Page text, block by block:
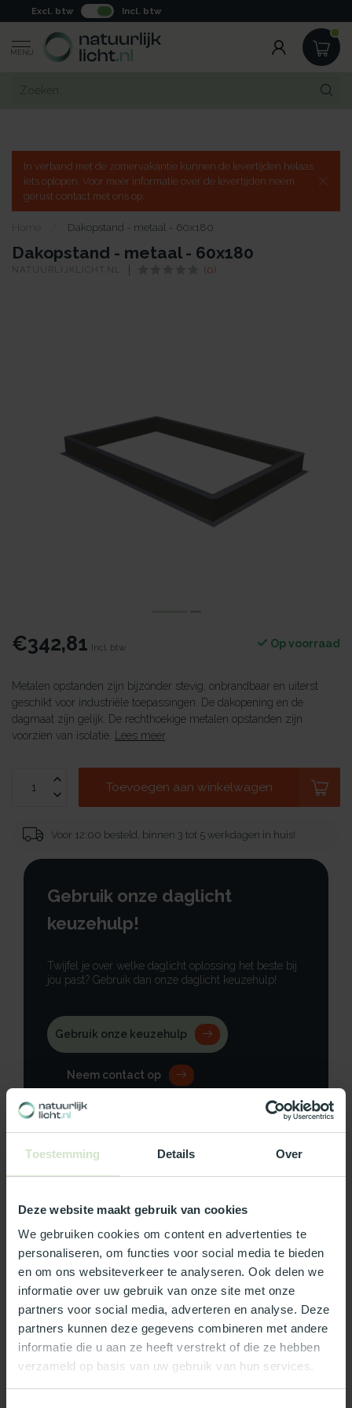
Toestemming Details Over
Deze website maakt gebruik van cookies
We gebruiken cookies om content en advertenties te
personaliseren, om functies voor social media te bieden
en om ons websiteverkeer te analyseren. Ook delen we
informatie over uw gebruik van onze site met onze
partners voor social media, adverteren en analyse. Deze
partners kunnen deze gegevens combineren met andere
informatie die u aan ze heeft verstrekt of die ze hebben
verzameld op basis van uw gebruik van hun services.
Excl. btw Incl. btw
MENU
In verband met de zomervakantie kunnen de levertijden helaas
iets oplopen. Voor meer informatie over de levertijden neem
gerust contact met ons op.
Home Dakopstand - metaal - 60x180
Dakopstand - metaal - 60x180
NATUURLIJKLICHT.NL (0)
€342,81 Incl. btw Op voorraad
Metalen opstanden zijn bijzonder stevig, onbrandbaar en uiterst
geschikt voor industriële toepassingen. De dakopening en de
dagmaat zijn gelijk. De rechthoekige metalen opstanden zijn
voorzien van isolatie.
Lees meer.
Toevoegen aan winkelwagen
Voor 12:00 besteld, binnen 3 tot 5 werkdagen in huis!
Gebruik onze daglicht
keuzehulp!
Twijfel je over welke daglicht oplossing het beste bij
jou past? Gebruik dan onze daglicht keuzehulp!
Gebruik onze keuzehulp
Neem contact op
Specificaties
Reviews
Wat ons écht bijzonder maakt:
Officieel Skylux dealer!
Gratis bezorging in Nederland, m.u.v. de Waddeneilanden
99% uit voorraad leverbaar